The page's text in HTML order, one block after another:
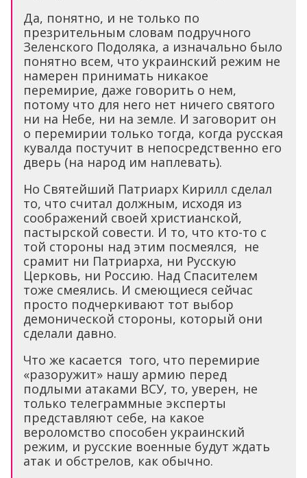
Да, понятно, и не только по
презрительным словам подручного
Зеленского Подоляка, а изначально было
понятно всем, что украинский режим не
намерен принимать никакое
перемирие, даже говорить о нем,
потому что для него нет ничего святого
ни на Небе, ни на земле. И заговорит он
о перемирии только тогда, когда русская
кувалда постучит в непосредственно его
дверь (на народ им наплевать).
Но Святейший Патриарх Кирилл сделал
то, что считал должным, исходя из
соображений своей христианской,
пастырской совести. И то, что кто-то с
той стороны над этим посмеялся, не
срамит ни Патриарха, ни Русскую
Церковь, ни Россию. Над Спасителем
тоже смеялись. И смеющиеся сейчас
просто подчеркивают тот выбор
демонической стороны, который они
сделали давно.
Что же касается того, что перемирие
«разоружит» нашу армию перед
подлыми атаками ВСУ, то, уверен, не
только телеграммные эксперты
представляют себе, на какое
вероломство способен украинский
режим, и русские военные будут ждать
атак и обстрелов, как обычно.